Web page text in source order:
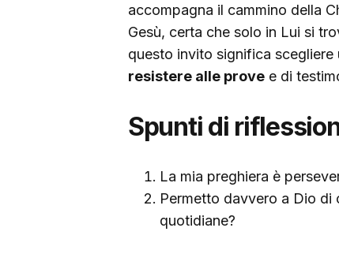
accompagna il cammino della
Gesù, certa che solo in Lui si
questo invito significa
resistere alle prove e di
Spunti di
La mia preghiera è
Permetto davvero a Dio di
quotidiane?